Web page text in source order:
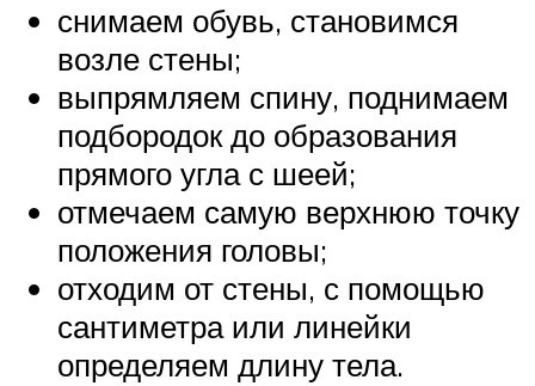
снимаем обувь, становимся
возле стены;
выпрямляем спину, поднимаем
подбородок до образования
прямого угла с шеей;
отмечаем самую верхнюю точку
положения головы;
отходим от стены, с помощью
сантиметра или линейки
определяем длину тела.